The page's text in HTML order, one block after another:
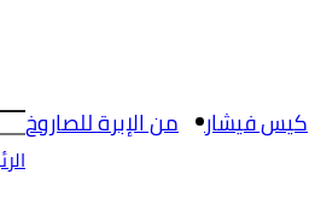
كيس فيشار من الإبرة للصاروخ